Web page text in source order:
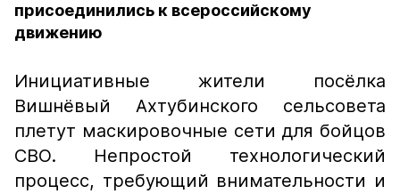
присоединились к всероссийскому
движению
Инициативные жители посёлка
Вишнёвый Ахтубинского сельсовета
плетут маскировочные сети для бойцов
СВО. Непростой технологический
процесс, требующий внимательности и